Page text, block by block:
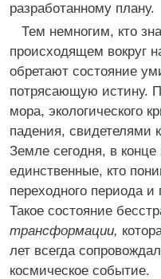
разработанному плану.
Тем немногим, кто
происходящем вокруг
обретают состояние
потрясающую истину.
мора, экологического
падения, свидетелями
Земле сегодня, в
единственные, кто
переходного периода и
Такое состояние
трансформации,
лет всегда
космическое событие.